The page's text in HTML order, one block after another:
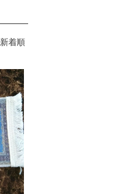
新着順